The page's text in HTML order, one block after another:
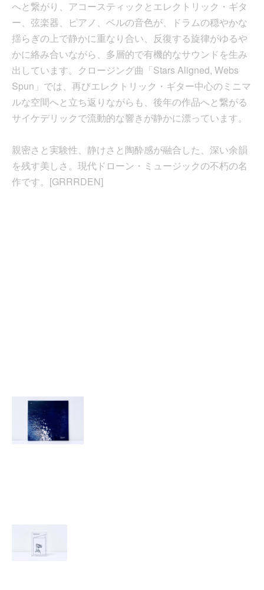
へと繋がり、アコースティックとエレクトリック・ギタ
ー、弦楽器、ピアノ、ベルの音色が、ドラムの穏やかな
揺らぎの上で静かに重なり合い、反復する旋律がゆるや
かに絡み合いながら、多層的で有機的なサウンドを生み
出しています。クロージング曲「Stars Aligned, Webs
Spun」では、再びエレクトリック・ギター中心のミニマ
ルな空間へと立ち返りながらも、後年の作品へと繋がる
サイケデリックで流動的な響きが静かに漂っています。
親密さと実験性、静けさと陶酔感が融合した、深い余韻
を残す美しさ。現代ドローン・ミュージックの不朽の名
作です。[GRRRDEN]